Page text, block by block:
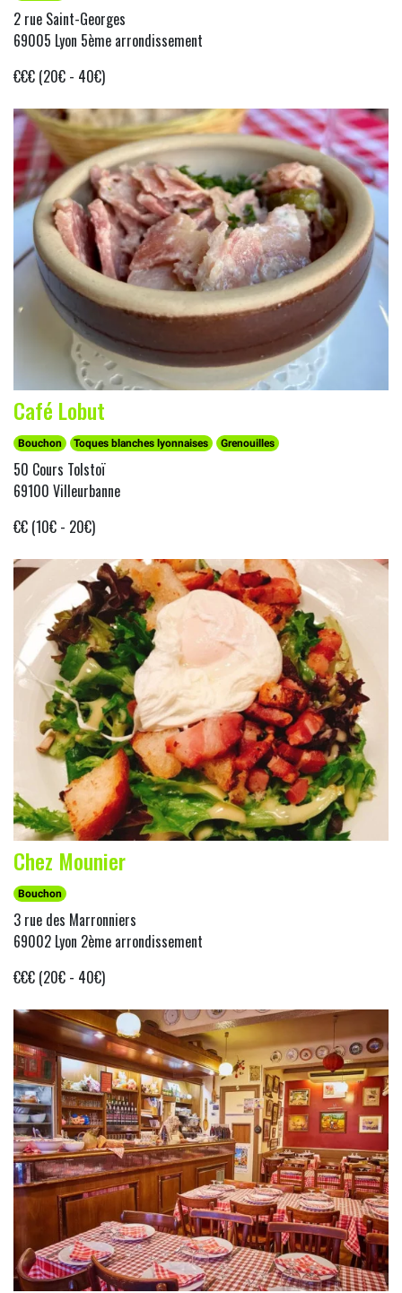
2 rue Saint-Georges
69005 Lyon 5ème arrondissement
€€€ (20€ - 40€)
Café Lobut
Bouchon Toques blanches lyonnaises Grenouilles
50 Cours Tolstoï
69100 Villeurbanne
€€ (10€ - 20€)
Chez Mounier
Bouchon
3 rue des Marronniers
69002 Lyon 2ème arrondissement
€€€ (20€ - 40€)